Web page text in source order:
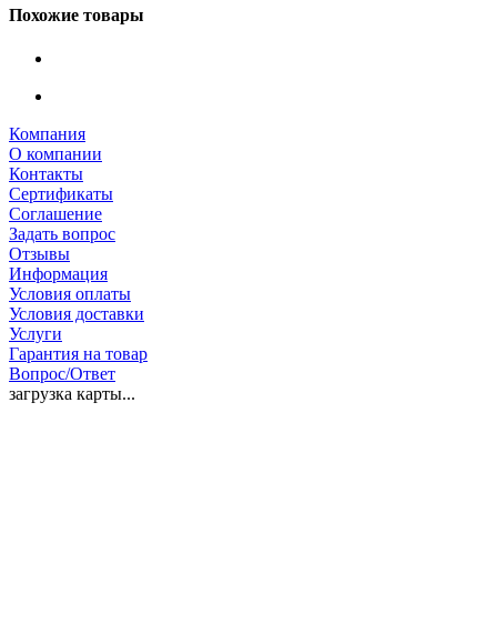
Похожие товары
Компания
О компании
Контакты
Сертификаты
Соглашение
Задать вопрос
Отзывы
Информация
Условия оплаты
Условия доставки
Услуги
Гарантия на товар
Вопрос/Ответ
загрузка карты...